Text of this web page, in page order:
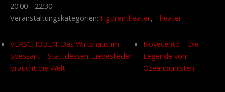
20:00 - 22:30
Veranstaltungskategorien: Figurentheater, Theater
VERSCHOBEN: Das Wirtshaus im
Spessart – Stattdessen: Liebeslieder
braucht die Welt
Novecento – Die
Legende vom
Ozeanpianisten